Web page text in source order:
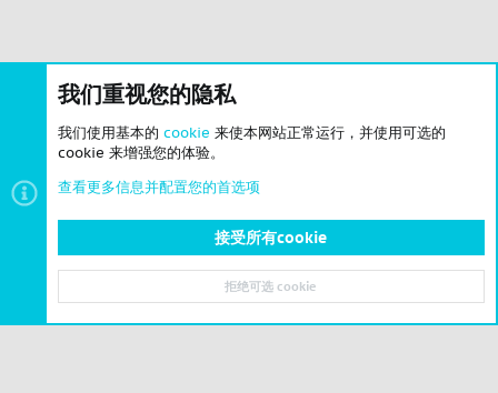
顶部 底部
我们重视您的隐私
我们使用基本的 cookie 来使本网站正常运行，并使用可选的
cookie 来增强您的体验。
查看更多信息并配置您的首选项
接受所有cookie
拒绝可选 cookie